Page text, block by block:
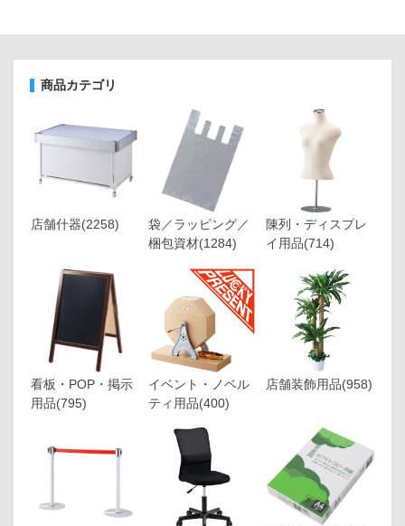
商品カテゴリ
店舗什器(2258)
袋／ラッピング／
梱包資材(1284)
陳列・ディスプレ
イ用品(714)
看板・POP・掲示
用品(795)
イベント・ノベル
ティ用品(400)
店舗装飾用品(958)